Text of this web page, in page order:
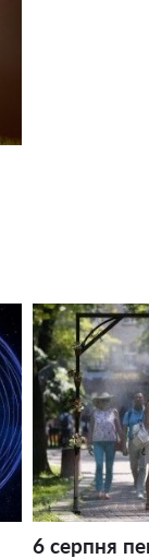
6 серпня